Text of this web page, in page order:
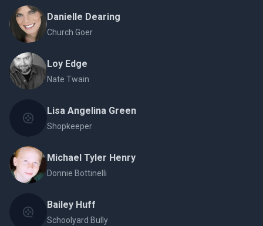
Danielle Dearing
Church Goer
Loy Edge
Nate Twain
Lisa Angelina Green
Shopkeeper
Michael Tyler Henry
Donnie Bottinelli
Bailey Huff
Schoolyard Bully